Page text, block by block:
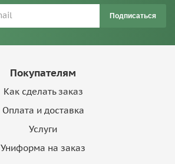
Подписаться
Покупателям
Как сделать заказ
Оплата и доставка
Услуги
Униформа на заказ